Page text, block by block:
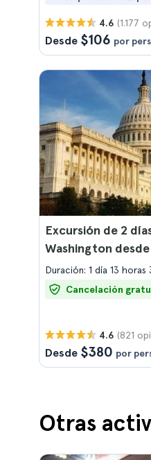
4.6 (1.177
Desde $106 por
Excursión de 2
Washington desde
Duración: 1 día 13 horas
Cancelación
4.6 (821
Desde $380 por
Otras